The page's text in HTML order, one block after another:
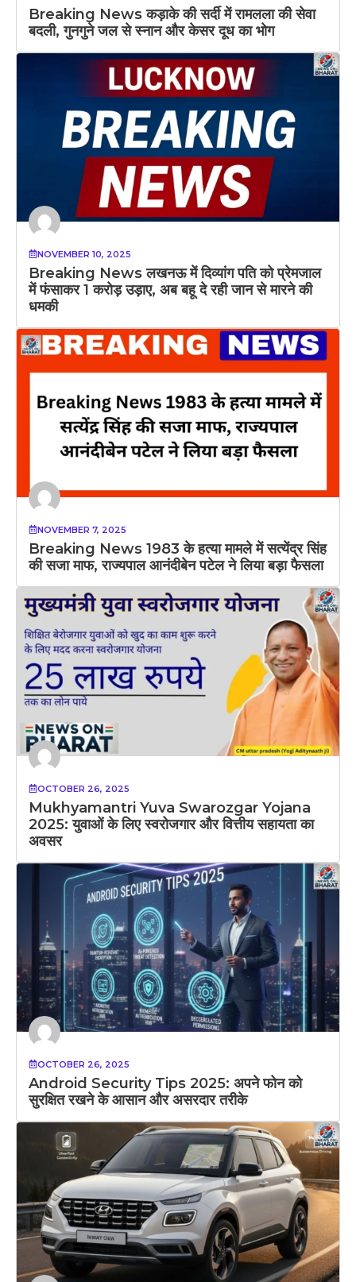
Breaking News कड़ाके की सर्दी में रामलला की सेवा
बदली, गुनगुने जल से स्नान और केसर दूध का भोग
NOVEMBER 10, 2025
Breaking News लखनऊ में दिव्यांग पति को प्रेमजाल
में फंसाकर 1 करोड़ उड़ाए, अब बहू दे रही जान से मारने की
धमकी
NOVEMBER 7, 2025
Breaking News 1983 के हत्या मामले में सत्येंद्र सिंह
की सजा माफ, राज्यपाल आनंदीबेन पटेल ने लिया बड़ा फैसला
OCTOBER 26, 2025
Mukhyamantri Yuva Swarozgar Yojana
2025: युवाओं के लिए स्वरोजगार और वित्तीय सहायता का
अवसर
OCTOBER 26, 2025
Android Security Tips 2025: अपने फोन को
सुरक्षित रखने के आसान और असरदार तरीके